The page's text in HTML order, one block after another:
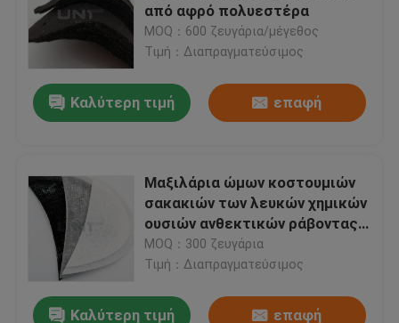
από αφρό πολυεστέρα
MOQ：600 ζευγάρια/μέγεθος
Τιμή：Διαπραγματεύσιμος
Καλύτερη τιμή επαφή
Μαξιλάρια ώμων κοστουμιών
σακακιών των λευκών χημικών
ουσιών ανθεκτικών ράβοντας
ώμων ατόμων μαξιλαριών
MOQ：300 ζευγάρια
Τιμή：Διαπραγματεύσιμος
Καλύτερη τιμή επαφή